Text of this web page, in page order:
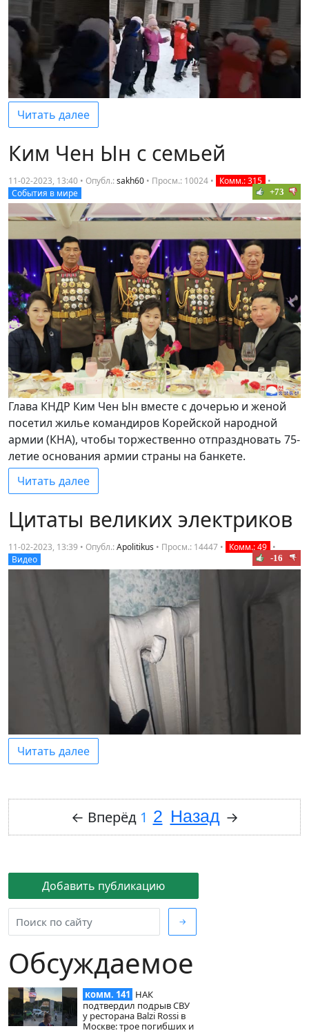
Добавить публикацию
→
Обсуждаемое
комм. 141 НАК
подтвердил подрыв СВУ
у ресторана Balzi Rossi в
Москве: трое погибших и
Читать далее
Ким Чен Ын с семьей
11-02-2023, 13:40 • Опубл.:sakh60 • Просм.: 10024 • Комм.: 315 •
События в мире
+73
Глава КНДР Ким Чен Ын вместе с дочерью и женой
посетил жилье командиров Корейской народной
армии (КНА), чтобы торжественно отпраздновать 75-
летие основания армии страны на банкете.
Читать далее
Цитаты великих электриков
11-02-2023, 13:39 • Опубл.:Apolitikus • Просм.: 14447 • Комм.: 49 •
Видео
-16
Читать далее
← Вперёд 1 2 Назад →